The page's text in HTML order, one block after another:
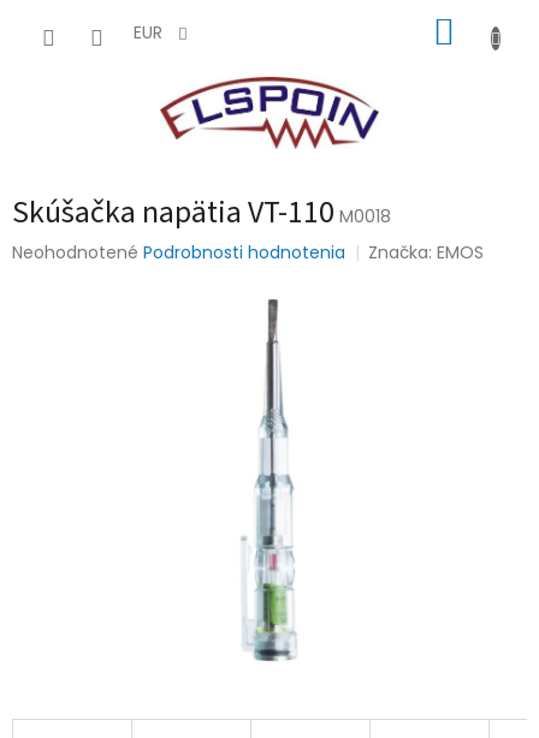
EUR
Skúšačka napätia VT-110 M0018
Priemerné
Neohodnotené Podrobnosti hodnotenia Značka:EMOS